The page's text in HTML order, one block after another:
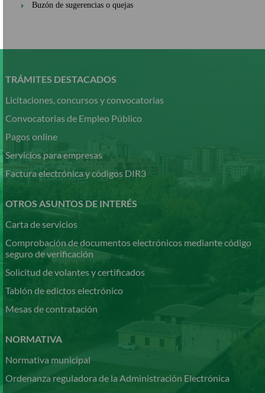
Buzón de sugerencias o quejas
contenido
TRÁMITES DESTACADOS
Licitaciones, concursos y convocatorias
Convocatorias de Empleo Público
Pagos online
Servicios para empresas
Factura electrónica y códigos DIR3
OTROS ASUNTOS DE INTERÉS
Carta de servicios
Comprobación de documentos electrónicos mediante código
seguro de verificación
Solicitud de volantes y certificados
Tablón de edictos electrónico
Mesas de contratación
NORMATIVA
Normativa municipal
Ordenanza reguladora de la Administración Electrónica